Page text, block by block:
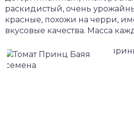
раскидистый, очень
красные, похожи на черри,
вкусовые качества. Масса